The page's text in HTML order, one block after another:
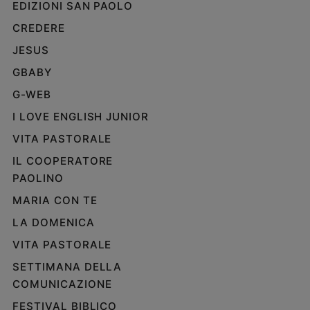
e
giovani
Adolescenza
Vai
Riflessioni
Foto
Podcast
Privacy
EDIZIONI SAN PAOLO
CREDERE
JESUS
GBABY
G-WEB
I LOVE ENGLISH JUNIOR
VITA PASTORALE
IL COOPERATORE
PAOLINO
MARIA CON TE
LA DOMENICA
VITA PASTORALE
SETTIMANA DELLA
COMUNICAZIONE
FESTIVAL BIBLICO